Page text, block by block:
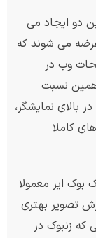
دو ایجاد می
می شوند که
وب در
همین نسبت
بالای نمایشگر،
کاملا
ایر معمولا
تصویر بهتری
که زنبوک در